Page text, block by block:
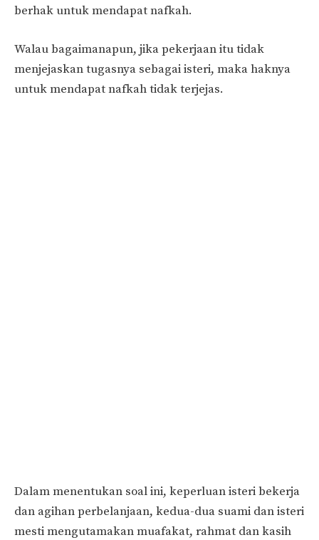
berhak untuk mendapat nafkah.
Walau bagaimanapun, jika pekerjaan itu tidak
menjejaskan tugasnya sebagai isteri, maka haknya
untuk mendapat nafkah tidak terjejas.
Dalam menentukan soal ini, keperluan isteri bekerja
dan agihan perbelanjaan, kedua-dua suami dan isteri
mesti mengutamakan muafakat, rahmat dan kasih